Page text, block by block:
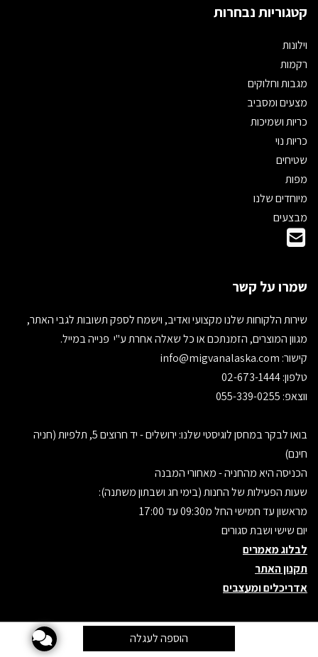
קטגוריות נבחרות
וילונות
רקמות
מגבות וחלוקים
מצעים ומסביב
כריות ושמיכות
כריות נוי
שטיחים
מפות
מיוחדים שלנו
מבצעים
שמרו על קשר
שירות הלקוחות שלנו מקצועי ואדיב, וישמח לספק תשובות לגבי האתר,
מגוון המוצרים, הזמנתכם או כל שאלה אחרת ע"י פנייה במייל.
קישור:
טלפון: 02-673-1444
ווצאפ: 055-339-0255
בואו לבקר במחסן לוגיסטי שלנו: ירושלים - יד חרוצים 5, תלפיות (חניה
חינם)
הכניסה היא מהחניה - מאחורי המבנה
שעות הפעילות של החנות (בימי חג ושבתון משתנה):
מראשון עד חמישי החל מ09:30 עד 17:00
יום שישי ושבת סגורים
לבלוג מאמרים
תקנון האתר
אדריכלים ומעצבים
אתר זה מופעל באמצעותקידום פלוסבניית אתרים